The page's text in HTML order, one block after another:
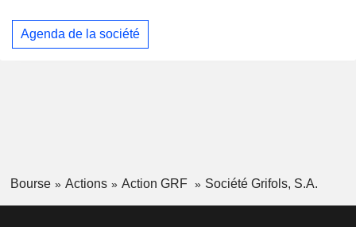
Agenda de la société
Bourse Actions Action GRF Société Grifols, S.A.